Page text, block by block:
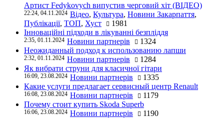
Артист Fedykovych випустив черговий хіт (ВІДЕО)
22:24, 04.11.2024 Відео, Культура, Новини Закарпаття,
Публікації, ТОП, Хуст
1981
Інноваційні підходи в лікуванні безпліддя
2:35, 01.11.2024 Новини партнерів
1324
Неожиданный подход к использованию лапши
2:32, 01.11.2024 Новини партнерів
1284
Як вибрати струни для класичної гітари
16:09, 23.08.2024 Новини партнерів
1335
Какие услуги предлагает сервисный центр Renault
16:08, 23.08.2024 Новини партнерів
1179
Почему стоит купить Skoda Superb
16:06, 23.08.2024 Новини партнерів 1190